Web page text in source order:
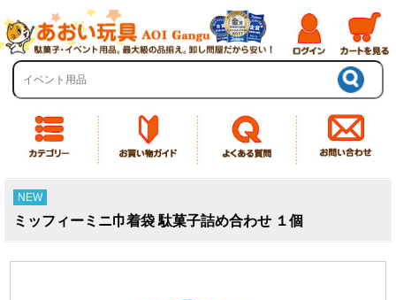
NEW
ミッフィーミニ巾着袋 駄菓子詰め合わせ １個